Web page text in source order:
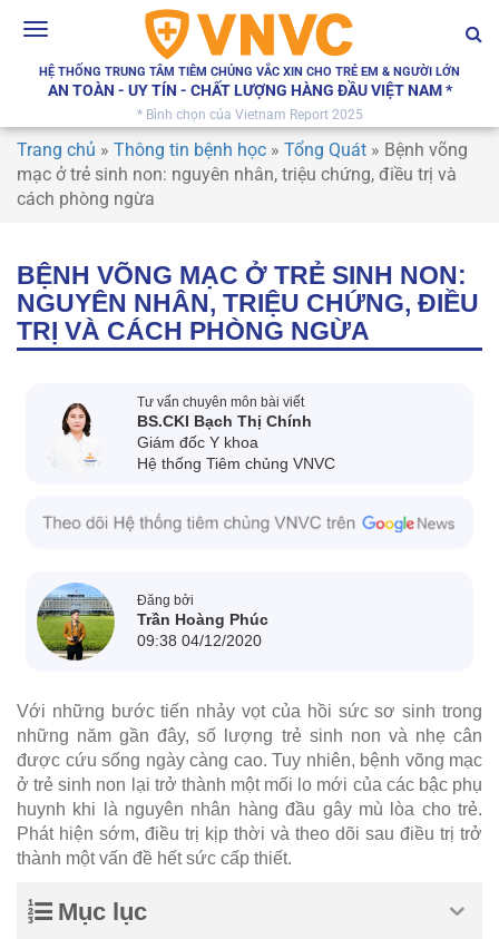
Toggle
HỆ THỐNG TRUNG TÂM TIÊM CHỦNG VẮC XIN CHO TRẺ EM & NGƯỜI LỚN
AN TOÀN - UY TÍN - CHẤT LƯỢNG HÀNG ĐẦU VIỆT NAM *
* Bình chọn của Vietnam Report 2025
Trang chủ » Thông tin bệnh học » Tổng Quát » Bệnh võng
mạc ở trẻ sinh non: nguyên nhân, triệu chứng, điều trị và
cách phòng ngừa
BỆNH VÕNG MẠC Ở TRẺ SINH NON:
NGUYÊN NHÂN, TRIỆU CHỨNG, ĐIỀU
TRỊ VÀ CÁCH PHÒNG NGỪA
Tư vấn chuyên môn bài viết
BS.CKI Bạch Thị Chính
Giám đốc Y khoa
Hệ thống Tiêm chủng VNVC
Đăng bởi
Trần Hoàng Phúc
09:38 04/12/2020
Với những bước tiến nhảy vọt của hồi sức sơ sinh trong
những năm gần đây, số lượng trẻ sinh non và nhẹ cân
được cứu sống ngày càng cao. Tuy nhiên, bệnh võng mạc
ở trẻ sinh non lại trở thành một mối lo mới của các bậc phụ
huynh khi là nguyên nhân hàng đầu gây mù lòa cho trẻ.
Phát hiện sớm, điều trị kịp thời và theo dõi sau điều trị trở
thành một vấn đề hết sức cấp thiết.
Mục lục